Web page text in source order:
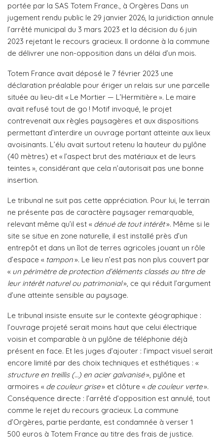
portée par la SAS Totem France., à Orgères Dans un
jugement rendu public le 29 janvier 2026, la juridiction annule
l’arrêté municipal du 3 mars 2023 et la décision du 6 juin
2023 rejetant le recours gracieux. Il ordonne à la commune
de délivrer une non-opposition dans un délai d’un mois.
Totem France avait déposé le 7 février 2023 une
déclaration préalable pour ériger un relais sur une parcelle
située au lieu-dit « Le Mortier — L’Hermitière ». Le maire
avait refusé tout de go ! Motif invoqué, le projet
contrevenait aux règles paysagères et aux dispositions
permettant d’interdire un ouvrage portant atteinte aux lieux
avoisinants. L’élu avait surtout retenu la hauteur du pylône
(40 mètres) et « l’aspect brut des matériaux et de leurs
teintes », considérant que cela n’autorisait pas une bonne
insertion.
Le tribunal ne suit pas cette appréciation. Pour lui, le terrain
ne présente pas de caractère paysager remarquable,
relevant même qu’il est « dénué de tout intérêt». Même si le
site se situe en zone naturelle, il est installé près d’un
entrepôt et dans un îlot de terres agricoles jouant un rôle
d’espace « tampon». Le lieu n’est pas non plus couvert par
« un périmètre de protection d’éléments classés au titre de
leur intérêt naturel ou patrimonial», ce qui réduit l’argument
d’une atteinte sensible au paysage.
Le tribunal insiste ensuite sur le contexte géographique :
l’ouvrage projeté serait moins haut que celui électrique
voisin et comparable à un pylône de téléphonie déjà
présent en face. Et les juges d’ajouter : l’impact visuel serait
encore limité par des choix techniques et esthétiques : «
structure en treillis (…) en acier galvanisé», pylône et
armoires « de couleur grise» et clôture « de couleur verte».
Conséquence directe : l’arrêté d’opposition est annulé, tout
comme le rejet du recours gracieux. La commune
d’Orgères, partie perdante, est condamnée à verser 1
500 euros à Totem France au titre des frais de justice.